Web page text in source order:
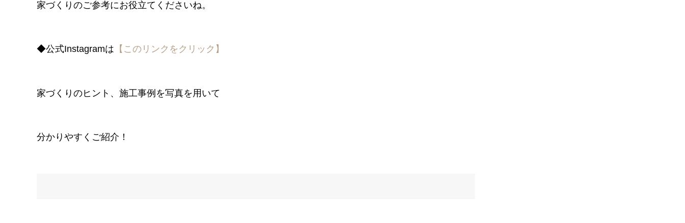
家づくりのご参考にお役立てくださいね。
◆公式Instagramは 【このリンクをクリック】
家づくりのヒント、施工事例を写真を用いて
分かりやすくご紹介！